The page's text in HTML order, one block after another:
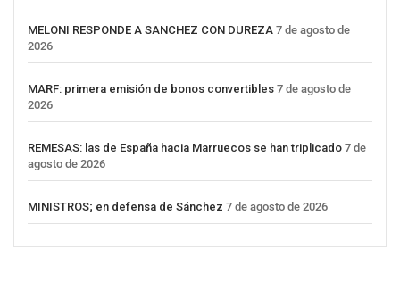
MELONI RESPONDE A SANCHEZ CON DUREZA 7 de agosto de
2026
MARF: primera emisión de bonos convertibles 7 de agosto de
2026
REMESAS: las de España hacia Marruecos se han triplicado 7 de
agosto de 2026
MINISTROS; en defensa de Sánchez 7 de agosto de 2026